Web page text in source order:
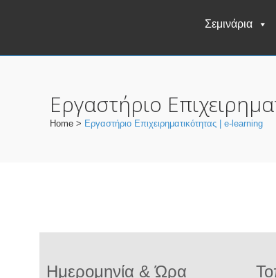
Σεμινάρια
Εργαστήριο
Home > Εργαστήριο Επιχειρηματικότητας | e-learning
Ημερομηνία & Ώρα